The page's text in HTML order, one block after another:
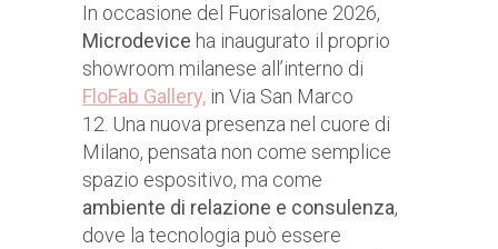
In occasione del Fuorisalone 2026,
Microdevice ha inaugurato il proprio
showroom milanese all’interno di
FloFab Gallery, in Via San Marco
12. Una nuova presenza nel cuore di
Milano, pensata non come semplice
spazio espositivo, ma come
ambiente di relazione e consulenza,
dove la tecnologia può essere